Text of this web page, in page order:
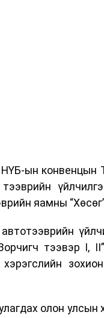
ын конвенцын
яамны
тээвэр I,
олон